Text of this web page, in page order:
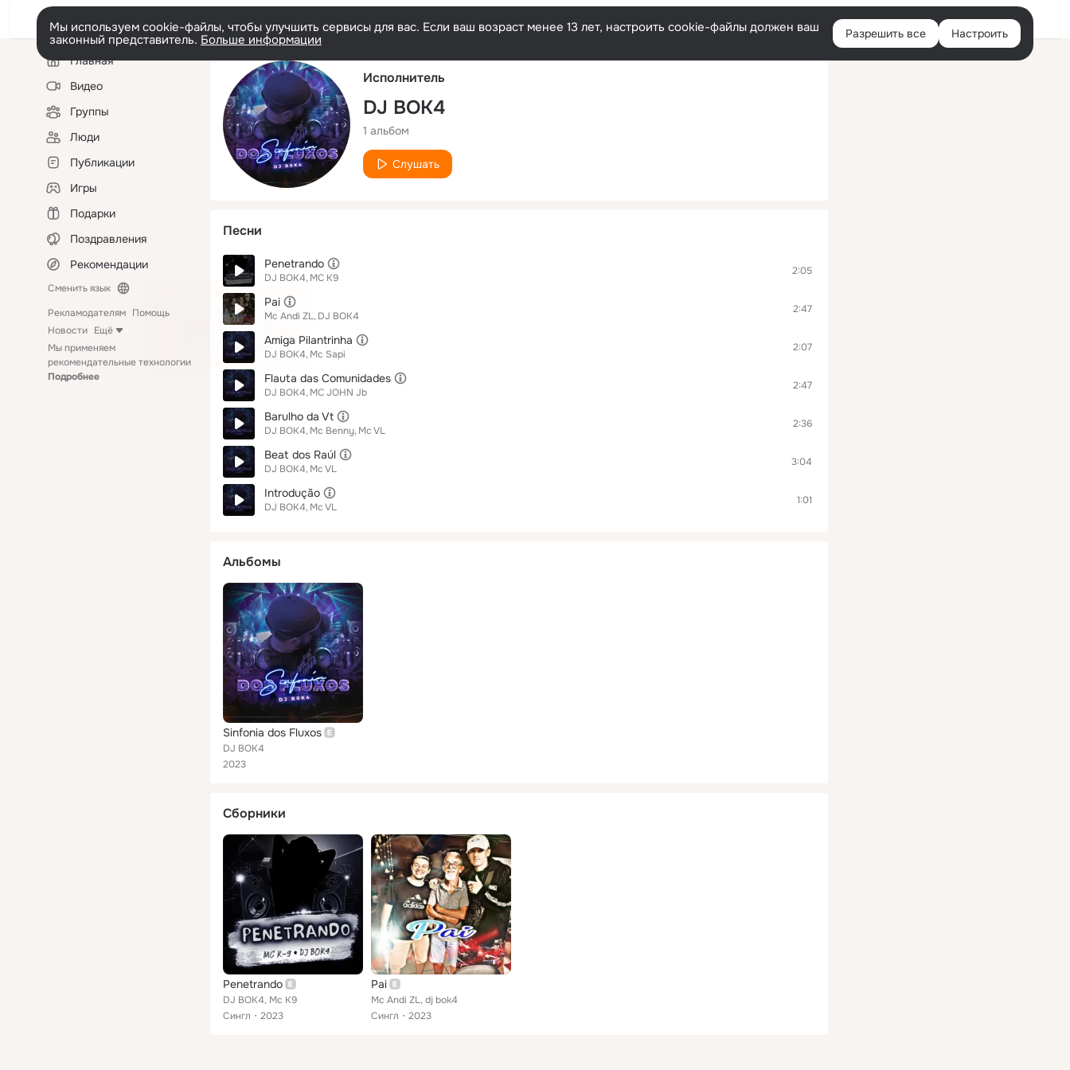
Русский Войти
Мы используем cookie-файлы, чтобы улучшить сервисы для вас. Если ваш возраст менее 13 лет, настроить cookie-файлы должен ваш
законный представитель. Больше информации Разрешить все Настроить
Левая
колонкаГлавная
Видео
Группы
Люди
Публикации
Игры
Подарки
Поздравления
Рекомендации
Сменить язык
Рекламодателям Помощь
Новости Ещё
Мы применяем
рекомендательные технологии
Подробнее
Исполнитель
DJ BOK4
1 альбом
Слушать
Песни
Penetrando
DJ BOK4 MC K9
2:05
Pai
Mc Andi ZL DJ BOK4
2:47
Amiga Pilantrinha
DJ BOK4 Mc Sapi
2:07
Flauta das Comunidades
DJ BOK4 MC JOHN Jb
2:47
Barulho da Vt
DJ BOK4 Mc Benny Mc VL
2:36
Beat dos Raúl
DJ BOK4 Mc VL
3:04
Introdução
DJ BOK4 Mc VL
1:01
Альбомы
Sinfonia dos Fluxos
DJ BOK4
2023
Сборники
Penetrando
DJ BOK4, Mc K9
Сингл
2023
Pai
Mc Andi ZL, dj bok4
Сингл
2023